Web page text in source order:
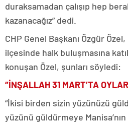
duraksamadan çalışıp hep
kazanacağız” dedi.
CHP Genel Başkanı Özgür Özel,
ilçesinde halk buluşmasına
konuşan Özel, şunları söyledi:
“İNŞALLAH 31 MART’TA
“İkisi birden sizin yüzünüzü
yüzünü güldürmeye